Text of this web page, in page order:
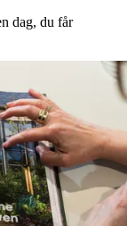
dag, du får